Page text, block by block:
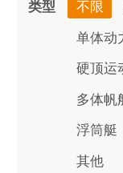
类型 不限
单体动
硬顶运
多体帆
浮筒艇
其他